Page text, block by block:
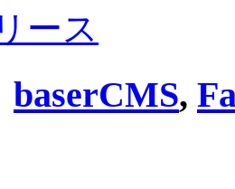
ース
baserCMS,